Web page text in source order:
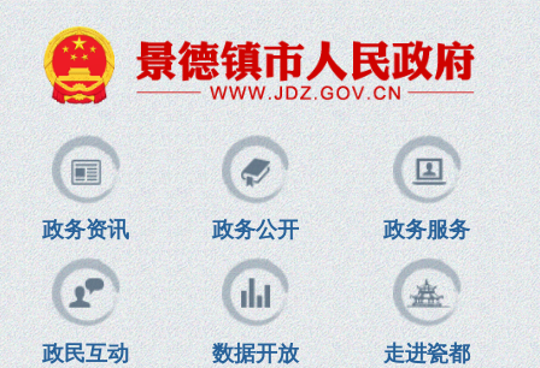
政务资讯 政务公开 政务服务
政民互动 数据开放 走进瓷都